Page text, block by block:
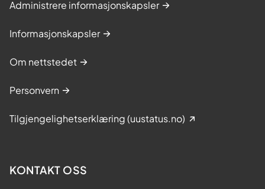
Administrere informasjonskapsler
Informasjonskapsler
Om nettstedet
Personvern
Tilgjengelighetserklæring (uustatus.no)
KONTAKT OSS